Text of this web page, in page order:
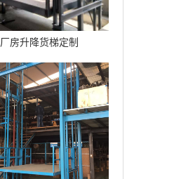
厂房升降货梯定制